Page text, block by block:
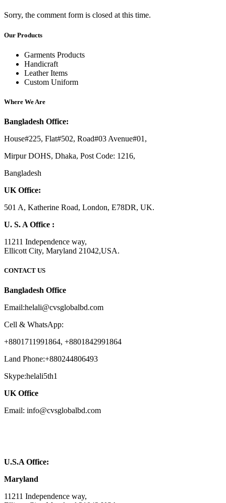
Sorry, the comment form is closed at this time.
Our Products
Garments Products
Handicraft
Leather Items
Custom Uniform
Where We Are
Bangladesh Office:
House#225, Flat#502, Road#03 Avenue#01,
Mirpur DOHS, Dhaka, Post Code: 1216,
Bangladesh
UK Office:
501 A, Katherine Road, London, E78DR, UK.
U. S. A Office :
11211 Independence way,
Ellicott City, Maryland 21042,USA.
CONTACT US
Bangladesh Office
Email:helali@cvsglobalbd.com
Cell & WhatsApp:
+8801711991864, +8801842991864
Land Phone:+880244806493
Skype:helali5th1
UK Office
Email: info@cvsglobalbd.com
U.S.A Office:
Maryland
11211 Independence way,